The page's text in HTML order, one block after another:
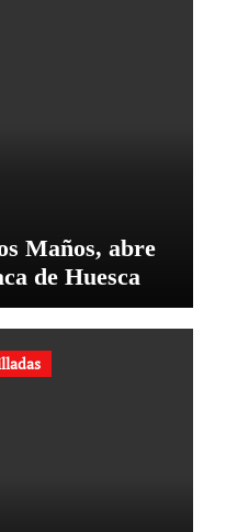
Maños, abre
de Huesca